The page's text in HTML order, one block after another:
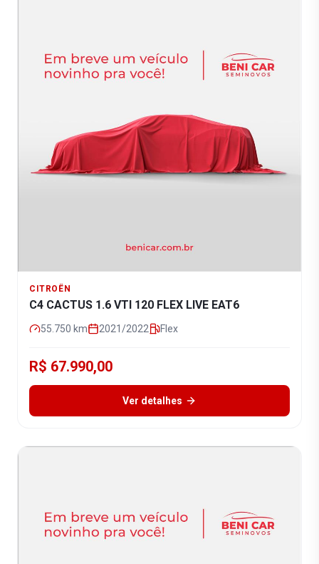
CITROËN
C4 CACTUS 1.6 VTI 120 FLEX LIVE EAT6
55.750 km 2021/2022 Flex
R$ 67.990,00
Ver detalhes